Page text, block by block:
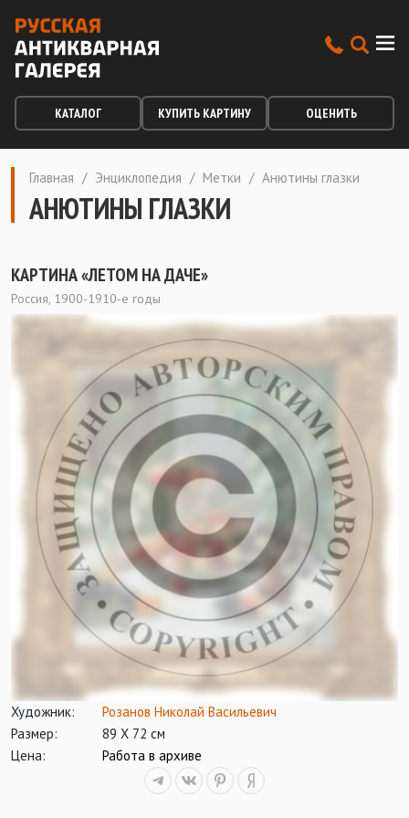
КАТАЛОГ КУПИТЬ КАРТИНУ ОЦЕНИТЬ
Главная / Энциклопедия / Метки / Анютины глазки
АНЮТИНЫ ГЛАЗКИ
КАРТИНА «ЛЕТОМ НА ДАЧЕ»
Россия, 1900-1910-е годы
Художник:
Розанов Николай Васильевич
Размер:
89 Х 72 см
Цена:
Работа в архиве